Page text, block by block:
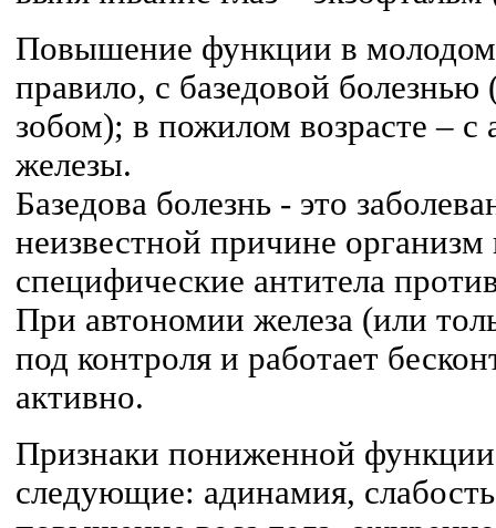
Повышение функции в молодом
правило, с базедовой
зобом); в пожилом возрасте –
железы.
Базедова болезнь - это
неизвестной причине организм
специфические антитела
При автономии железа (или
под контроля и работает
активно.
Признаки пониженной функции
следующие: адинамия,